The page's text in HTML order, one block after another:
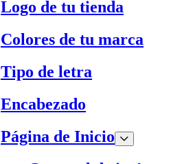
Logo de tu tienda
Colores de tu marca
Tipo de letra
Encabezado
Página de Inicio